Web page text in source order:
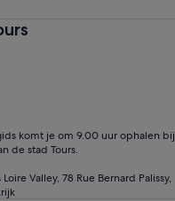
komt je om 9.00 uur ophalen bij
de stad Tours.
Valley, 78 Rue Bernard Palissy,